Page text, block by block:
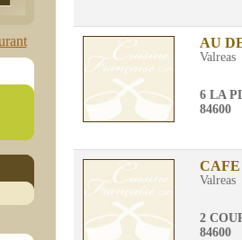
AU
Valreas
6 LA
84600
Valreas
2
84600